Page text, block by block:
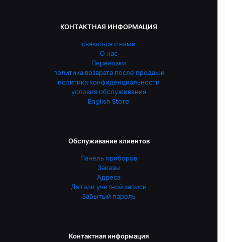
КОНТАКТНАЯ ИНФОРМАЦИЯ
связаться с нами
О нас
Перевозки
политика возврата после продажи
политика конфиденциальности
условия обслуживания
English Store
Обслуживание клиентов
Панель приборов
Заказы
Адреса
Детали учетной записи
Забытый пароль
Контактная информация